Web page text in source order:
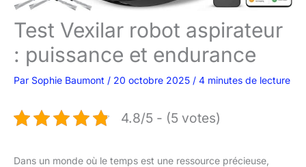
Test Vexilar robot aspirateur
: puissance et endurance
Par Sophie Baumont / 20 octobre 2025 / 4 minutes de lecture
4.8/5 - (5 votes)
Dans un monde où le temps est une ressource précieuse,